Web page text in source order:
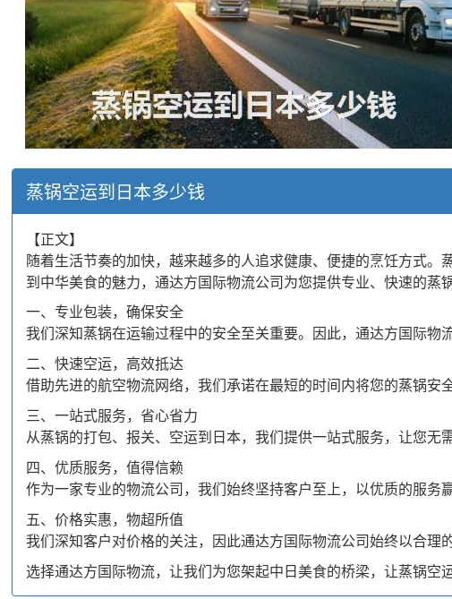
蒸锅空运到日本多少钱
【正文】
随着生活节奏的加快，越来越多的人追求健康、便捷的烹饪方式
到中华美食的魅力，通达方国际物流公司为您提供专业、快速的蒸
一、专业包装，确保安全
我们深知蒸锅在运输过程中的安全至关重要。因此，通达方国际物
二、快速空运，高效抵达
借助先进的航空物流网络，我们承诺在最短的时间内将您的蒸锅安
三、一站式服务，省心省力
从蒸锅的打包、报关、空运到日本，我们提供一站式服务，让您无
四、优质服务，值得信赖
作为一家专业的物流公司，我们始终坚持客户至上，以优质的服务
五、价格实惠，物超所值
我们深知客户对价格的关注，因此通达方国际物流公司始终以合理
选择通达方国际物流，让我们为您架起中日美食的桥梁，让蒸锅空